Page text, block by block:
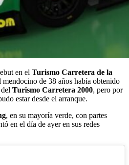
en el Turismo Carretera de la
mendocino de 38 años había obtenido
Turismo Carretera 2000, pero por
estar desde el arranque.
, en su mayoría verde, con partes
en el día de ayer en sus redes